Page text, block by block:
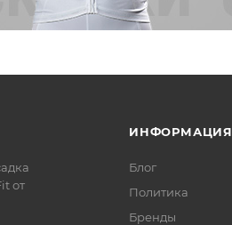
от
ИНФОРМАЦИЯ
Блог
Политика
Бренды